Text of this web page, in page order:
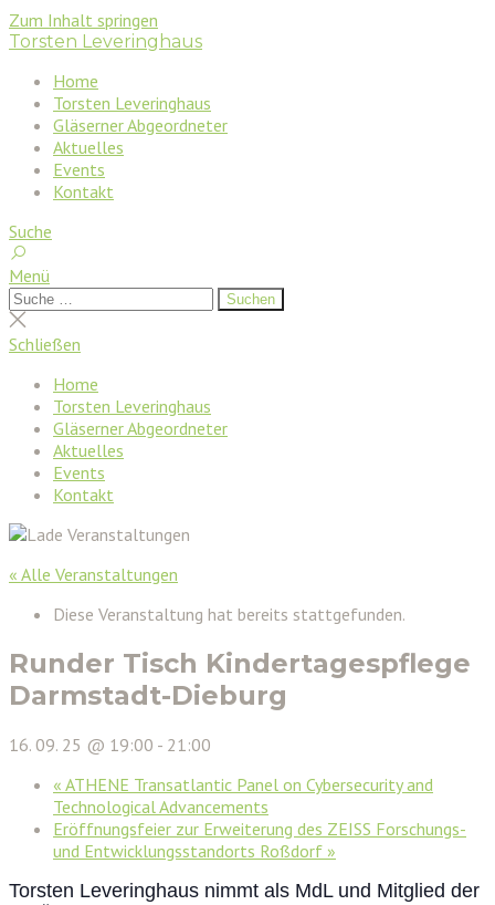
Zum Inhalt springen
Torsten Leveringhaus
Home
Torsten Leveringhaus
Gläserner Abgeordneter
Aktuelles
Events
Kontakt
Suche
Menü
Suchen
nach:
Suchen
Suche
schließen
Schließen
Home
Torsten Leveringhaus
Gläserner Abgeordneter
Aktuelles
Events
Kontakt
« Alle Veranstaltungen
Diese Veranstaltung hat bereits stattgefunden.
Runder Tisch Kindertagespflege
Darmstadt-Dieburg
16. 09. 25 @ 19:00 - 21:00
« ATHENE Transatlantic Panel on Cyber­security and
Technological Advancements
Eröffnungsfeier zur Erweiterung des ZEISS Forschungs-
und Entwicklungsstandorts Roßdorf »
Torsten Leveringhaus nimmt als MdL und Mitglied der